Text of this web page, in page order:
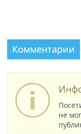
Комментарии
не